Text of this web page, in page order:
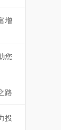
增
您
路
投